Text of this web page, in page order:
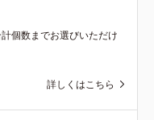
個数までお選びいただけ
詳しくはこちら